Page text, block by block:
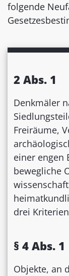
folgende
2 Abs. 1
Denkmäler
Freiräume,
einer engen
bewegliche
drei
§ 4 Abs. 1
Objekte, an